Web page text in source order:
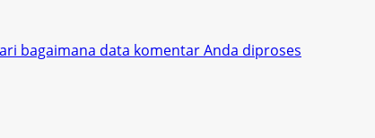
bagaimana data komentar Anda diproses